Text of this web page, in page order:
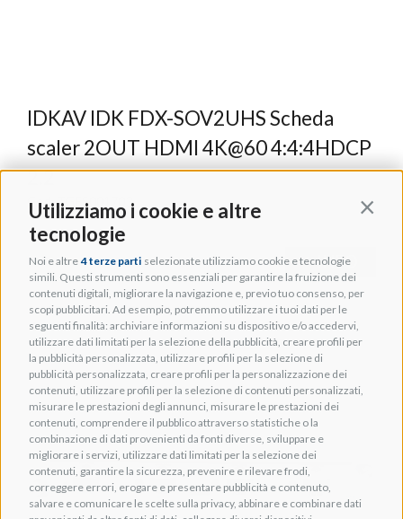
Utilizziamo i cookie e altre
tecnologie
Noi e altre 4 terze parti selezionate utilizziamo cookie e tecnologie
simili. Questi strumenti sono essenziali per garantire la fruizione dei
contenuti digitali, migliorare la navigazione e, previo tuo consenso, per
scopi pubblicitari. Ad esempio, potremmo utilizzare i tuoi dati per le
seguenti finalità: archiviare informazioni su dispositivo e/o accedervi,
utilizzare dati limitati per la selezione della pubblicità, creare profili per
la pubblicità personalizzata, utilizzare profili per la selezione di
pubblicità personalizzata, creare profili per la personalizzazione dei
contenuti, utilizzare profili per la selezione di contenuti personalizzati,
misurare le prestazioni degli annunci, misurare le prestazioni dei
contenuti, comprendere il pubblico attraverso statistiche o la
combinazione di dati provenienti da fonti diverse, sviluppare e
migliorare i servizi, utilizzare dati limitati per la selezione dei
contenuti, garantire la sicurezza, prevenire e rilevare frodi,
correggere errori, erogare e presentare pubblicità e contenuto,
salvare e comunicare le scelte sulla privacy, abbinare e combinare dati
IDKAV IDK FDX-SOV2UHS Scheda
scaler 2OUT HDMI 4K@60 4:4:4HDCP
2.2
Cod. TGES001703
+ INFO